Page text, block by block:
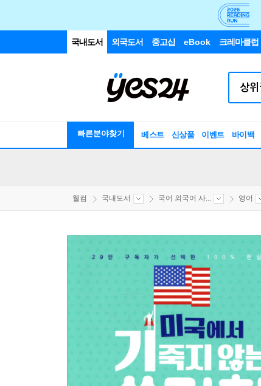
국내도서 외국도서 중고샵 eBook 크레마클럽
빠른분야찾기 베스트 신상품 이벤트 바이백
웰컴 국내도서 국어 외국어 사... 영어